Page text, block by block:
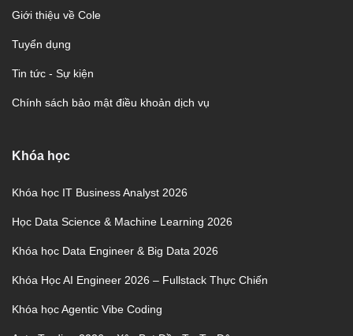
Giới thiệu về Cole
Tuyển dụng
Tin tức - Sự kiện
Chính sách bảo mật điều khoản dịch vụ
Khóa học
Khóa học IT Business Analyst 2026
Học Data Science & Machine Learning 2026
Khóa học Data Engineer & Big Data 2026
Khóa Học AI Engineer 2026 – Fullstack Thực Chiến
Khóa học Agentic Vibe Coding